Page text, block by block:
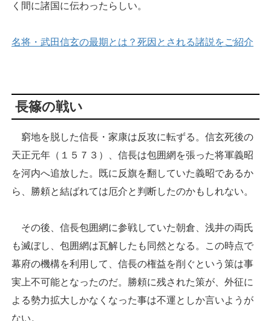
く間に諸国に伝わったらしい。
名将・武田信玄の最期とは？死因とされる諸説をご紹介
長篠の戦い
窮地を脱した信長・家康は反攻に転ずる。信玄死後の
天正元年（１５７３）、信長は包囲網を張った将軍義昭
を河内へ追放した。既に反旗を翻していた義昭であるか
ら、勝頼と結ばれては厄介と判断したのかもしれない。
その後、信長包囲網に参戦していた朝倉、浅井の両氏
も滅ぼし、包囲網は瓦解したも同然となる。この時点で
幕府の機構を利用して、信長の権益を削ぐという策は事
実上不可能となったのだ。勝頼に残された策が、外征に
よる勢力拡大しかなくなった事は不運としか言いようが
ない。